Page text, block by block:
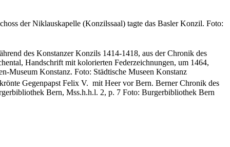
der Niklauskapelle (Konzilssaal) tagte das Basler Konzil. Foto:
des Konstanzer Konzils 1414-1418, aus der Chronik des
Handschrift mit kolorierten Federzeichnungen, um 1464,
Museum Konstanz. Foto: Städtische Museen Konstanz
Gegenpapst Felix V. mit Heer vor Bern. Berner Chronik des
Bern, Mss.h.h.l. 2, p. 7 Foto: Burgerbibliothek Bern